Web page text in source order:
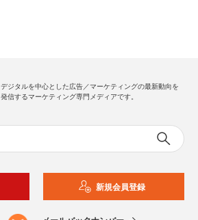
デジタルを中心とした広告／マーケティングの最新動向を
発信するマーケティング専門メディアです。
新規会員登録